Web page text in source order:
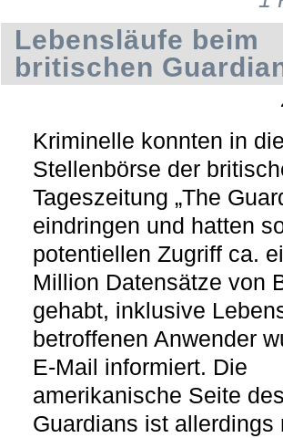
Lebensläufe beim
britischen
Kriminelle konnten in
Stellenbörse der
Tageszeitung „The
eindringen und hatten
potentiellen Zugriff ca.
Million Datensätze von
gehabt, inklusive
betroffenen Anwender
E-Mail informiert. Die
amerikanische Seite
Guardians ist allerdings